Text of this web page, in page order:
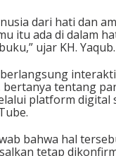
dari hati dan
itu ada di dalam
ujar KH. Yaqub.
tentang
platform digital
bahwa hal
tetap